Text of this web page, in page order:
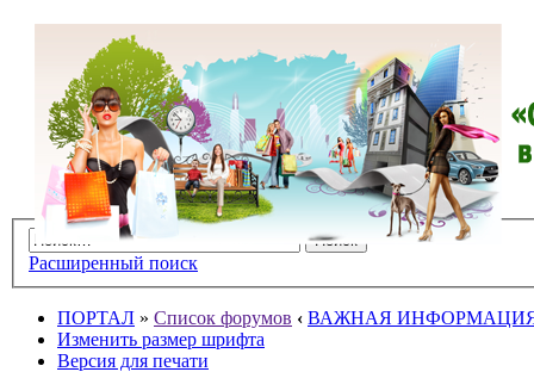
Расширенный поиск
ПОРТАЛ » Список форумов ‹ ВАЖНАЯ
Изменить размер шрифта
Версия для печати